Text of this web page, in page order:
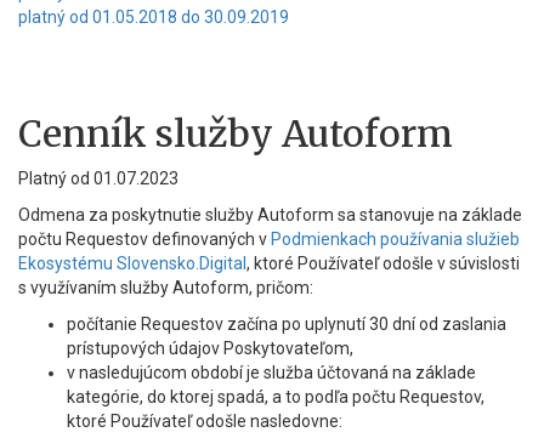
platný od 01.05.2018 do 30.09.2019
Cenník služby Autoform
Platný od 01.07.2023
Odmena za poskytnutie služby Autoform sa stanovuje na základe
počtu Requestov definovaných v Podmienkach používania služieb
Ekosystému Slovensko.Digital , ktoré Používateľ odošle v súvislosti
s využívaním služby Autoform, pričom:
počítanie Requestov začína po uplynutí 30 dní od zaslania
prístupových údajov Poskytovateľom,
v nasledujúcom období je služba účtovaná na základe
kategórie, do ktorej spadá, a to podľa počtu Requestov,
ktoré Používateľ odošle nasledovne: